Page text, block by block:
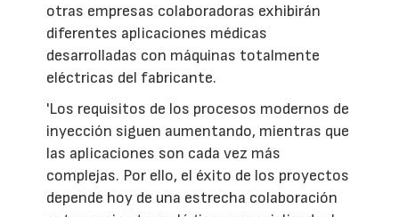
otras empresas colaboradoras exhibirán
diferentes aplicaciones médicas
desarrolladas con máquinas totalmente
eléctricas del fabricante.
'Los requisitos de los procesos modernos de
inyección siguen aumentando, mientras que
las aplicaciones son cada vez más
complejas. Por ello, el éxito de los proyectos
depende hoy de una estrecha colaboración